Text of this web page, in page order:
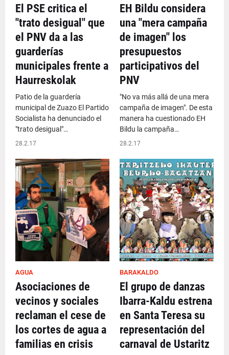
El PSE critica el
"trato desigual" que
el PNV da a las
guarderías
municipales frente a
Haurreskolak
Patio de la guardería
municipal de Zuazo El Partido
Socialista ha denunciado el
"trato desigual"…
28.2.17
EH Bildu considera
una "mera campaña
de imagen" los
presupuestos
participativos del
PNV
"No va más allá de una mera
campaña de imagen". De esta
manera ha cuestionado EH
Bildu la campaña…
28.2.17
AGUA
Asociaciones de
vecinos y sociales
reclaman el cese de
los cortes de agua a
familias en crisis
BARAKALDO
El grupo de danzas
Ibarra-Kaldu estrena
en Santa Teresa su
representación del
carnaval de Ustaritz